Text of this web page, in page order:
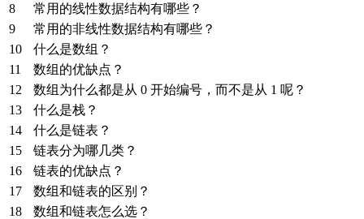
8
常用的线性数据结构有哪些？
9
常用的非线性数据结构有哪些？
10
什么是数组？
11
数组的优缺点？
12
数组为什么都是从 0 开始编号，而不是从 1 呢？
13
什么是栈？
14
什么是链表？
15
链表分为哪几类？
16
链表的优缺点？
17
数组和链表的区别？
18
数组和链表怎么选？